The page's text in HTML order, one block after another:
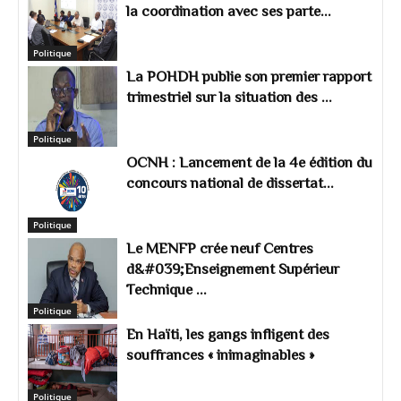
Politique
la coordination avec ses parte...
Politique
La POHDH publie son premier rapport
trimestriel sur la situation des ...
Politique
OCNH : Lancement de la 4e édition du
concours national de dissertat...
Politique
Le MENFP crée neuf Centres
d&#039;Enseignement Supérieur
Technique ...
Politique
En Haïti, les gangs infligent des
souffrances « inimaginables »